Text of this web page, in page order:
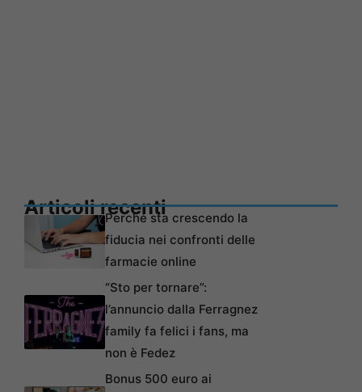
Articoli recentiPerché sta crescendo la
fiducia nei confronti delle
farmacie online
“Sto per tornare”:
l’annuncio dalla Ferragnez
family fa felici i fans, ma
non è Fedez
Bonus 500 euro ai